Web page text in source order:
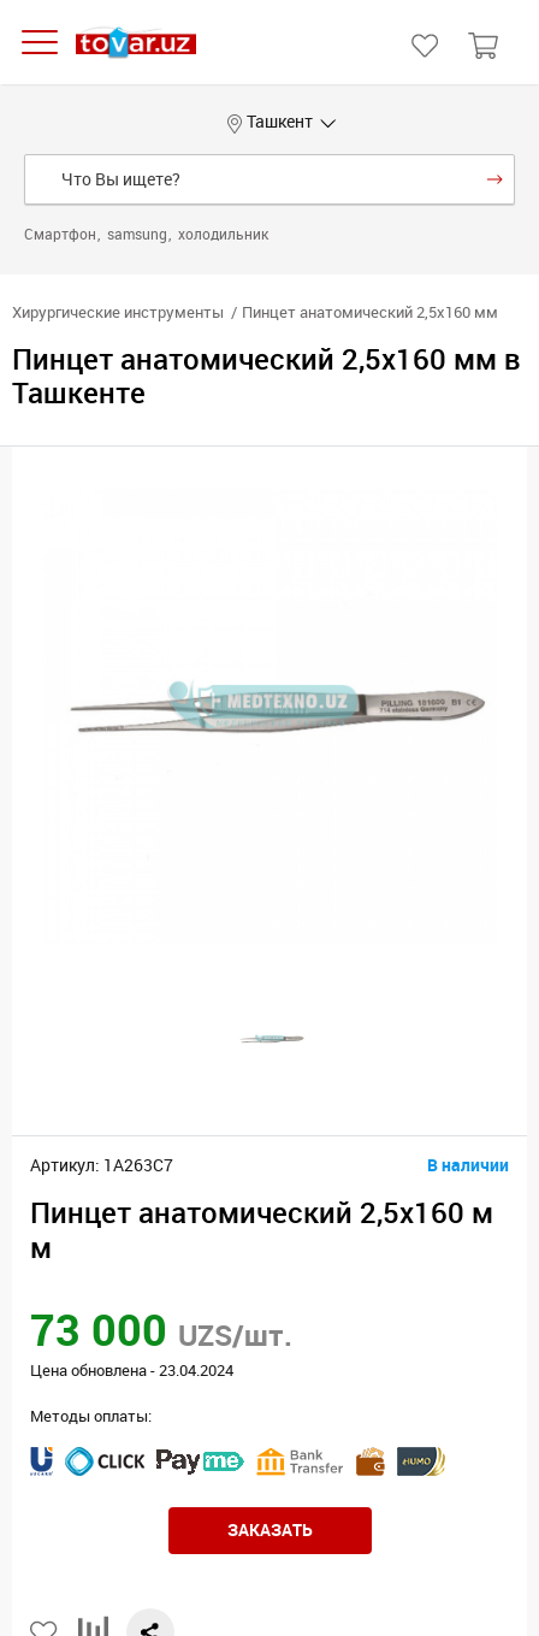
Ташкент
Смартфон samsung холодильник
Хирургические инструменты Пинцет анатомический 2,5x160 мм
Пинцет анатомический 2,5x160 мм в
Ташкенте
Артикул: 1A263C7 В наличии
Пинцет анатомический 2,5x160 м
м
73 000 UZS/шт.
Цена обновлена - 23.04.2024
Методы оплаты:
ЗАКАЗАТЬ